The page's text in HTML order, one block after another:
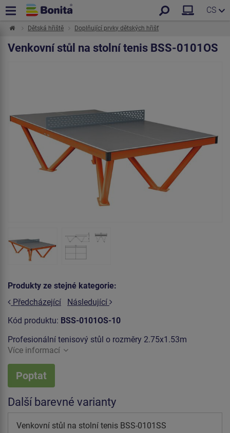
CS
Dětská hřiště Doplňující prvky dětských hřišť
Venkovní stůl na stolní tenis BSS-0101OS
Produkty ze stejné kategorie:
Předcházející
Následující
Kód produktu: BSS-0101OS-10
Profesionální tenisový stůl o rozměry 2.75x1.53m
Více informací
Poptat
Další barevné varianty
Venkovní stůl na stolní tenis BSS-0101SS